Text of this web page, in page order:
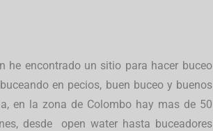
he encontrado un sitio para hacer buceo
en pecios, buen buceo y buenos
en la zona de Colombo hay mas de 50
desde open water hasta buceadores